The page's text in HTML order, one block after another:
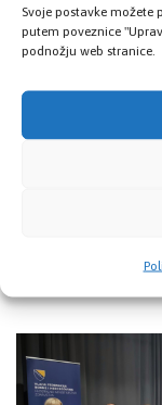
Svoje postavke
putem poveznice
podnožju web stranice.